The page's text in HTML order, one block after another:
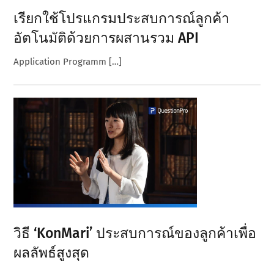
เรียกใช้โปรแกรมประสบการณ์ลูกค้า
อัตโนมัติด้วยการผสานรวม API
Application Programm […]
วิธี ‘KonMari’ ประสบการณ์ของลูกค้าเพื่อ
ผลลัพธ์สูงสุด